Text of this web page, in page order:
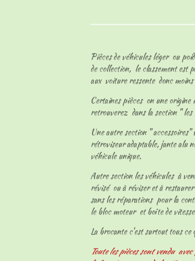
Pièces de véhicules léger ou
de collection, le classement est
aux voiture ressente donc
Certaines pièces on une origine
retrouverez dans la section "
Une autre section " accessoires"
rétroviseur adaptable, jante alu
véhicule unique.
Autre section les véhicules à
révisé ou à réviser et à
sans les réparations pour la
le bloc moteur et boîte de
La brocante c'est surtout tous
Toute les pièces sont vendu